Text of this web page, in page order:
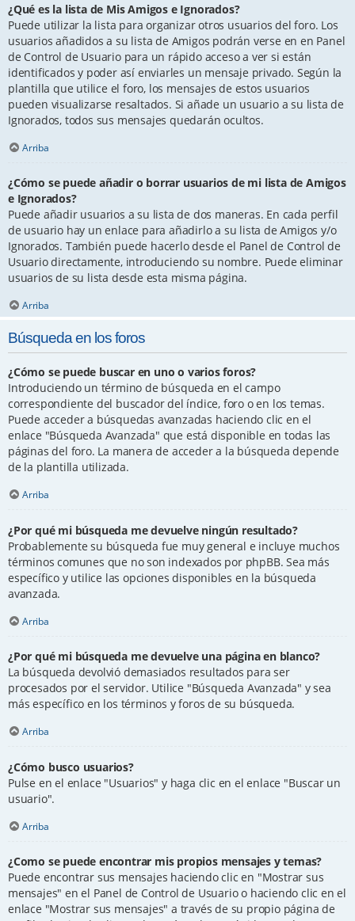
¿Qué es la lista de Mis Amigos e Ignorados?
Puede utilizar la lista para organizar otros usuarios del foro. Los
usuarios añadidos a su lista de Amigos podrán verse en en Panel
de Control de Usuario para un rápido acceso a ver si están
identificados y poder así enviarles un mensaje privado. Según la
plantilla que utilice el foro, los mensajes de estos usuarios
pueden visualizarse resaltados. Si añade un usuario a su lista de
Ignorados, todos sus mensajes quedarán ocultos.
Arriba
¿Cómo se puede añadir o borrar usuarios de mi lista de Amigos
e Ignorados?
Puede añadir usuarios a su lista de dos maneras. En cada perfil
de usuario hay un enlace para añadirlo a su lista de Amigos y/o
Ignorados. También puede hacerlo desde el Panel de Control de
Usuario directamente, introduciendo su nombre. Puede eliminar
usuarios de su lista desde esta misma página.
Arriba
Búsqueda en los foros
¿Cómo se puede buscar en uno o varios foros?
Introduciendo un término de búsqueda en el campo
correspondiente del buscador del índice, foro o en los temas.
Puede acceder a búsquedas avanzadas haciendo clic en el
enlace "Búsqueda Avanzada" que está disponible en todas las
páginas del foro. La manera de acceder a la búsqueda depende
de la plantilla utilizada.
Arriba
¿Por qué mi búsqueda me devuelve ningún resultado?
Probablemente su búsqueda fue muy general e incluye muchos
términos comunes que no son indexados por phpBB. Sea más
específico y utilice las opciones disponibles en la búsqueda
avanzada.
Arriba
¿Por qué mi búsqueda me devuelve una página en blanco?
La búsqueda devolvió demasiados resultados para ser
procesados por el servidor. Utilice "Búsqueda Avanzada" y sea
más específico en los términos y foros de su búsqueda.
Arriba
¿Cómo busco usuarios?
Pulse en el enlace "Usuarios" y haga clic en el enlace "Buscar un
usuario".
Arriba
¿Como se puede encontrar mis propios mensajes y temas?
Puede encontrar sus mensajes haciendo clic en "Mostrar sus
mensajes" en el Panel de Control de Usuario o haciendo clic en el
enlace "Mostrar sus mensajes" a través de su propio página de